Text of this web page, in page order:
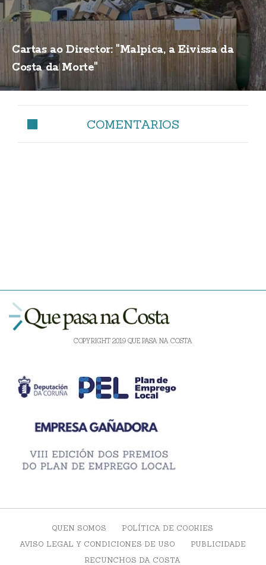
Cartas ao Director: "Malpica, a Eivissa da
Costa da Morte"
COMENTARIOS
COPYRIGHT 2019 QUE PASA NA COSTA
QUEN SOMOS
POLÍTICA DE COOKIES
AVISO LEGAL Y CONDICIONES DE USO
PUBLICIDADE
RECUNCHOS DA COSTA